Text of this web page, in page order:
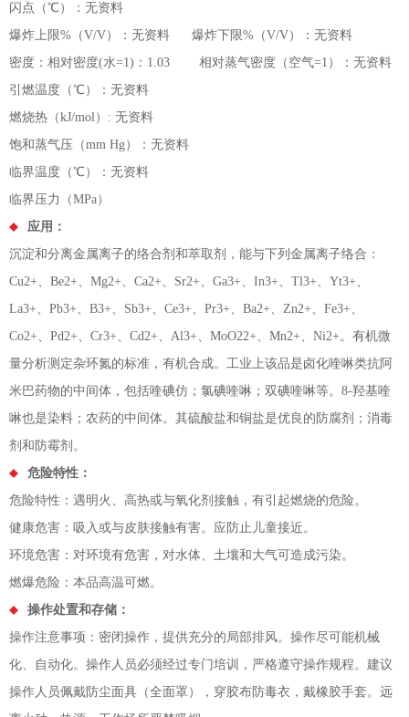
闪点（℃）：无资料
爆炸上限%（V/V）：无资料 爆炸下限%（V/V）：无资料
密度：相对密度(水=1)：1.03 相对蒸气密度（空气=1）：无资料
引燃温度（℃）：无资料
燃烧热（kJ/mol）: 无资料
饱和蒸气压（mm Hg）：无资料
临界温度（℃）：无资料
临界压力（MPa）
应用：
沉淀和分离金属离子的络合剂和萃取剂，能与下列金属离子络合：
Cu2+、Be2+、Mg2+、Ca2+、Sr2+、Ga3+、In3+、Tl3+、Yt3+、
La3+、Pb3+、B3+、Sb3+、Ce3+、Pr3+、Ba2+、Zn2+、Fe3+、
Co2+、Pd2+、Cr3+、Cd2+、Al3+、MoO22+、Mn2+、Ni2+。有机微
量分析测定杂环氮的标准，有机合成。工业上该品是卤化喹啉类抗阿
米巴药物的中间体，包括喹碘仿；氯碘喹啉；双碘喹啉等。8-羟基喹
啉也是染料；农药的中间体。其硫酸盐和铜盐是优良的防腐剂；消毒
剂和防霉剂。
危险特性：
危险特性：遇明火、高热或与氧化剂接触，有引起燃烧的危险。
健康危害：吸入或与皮肤接触有害。应防止儿童接近。
环境危害：对环境有危害，对水体、土壤和大气可造成污染。
燃爆危险：本品高温可燃。
操作处置和存储：
操作注意事项：密闭操作，提供充分的局部排风。操作尽可能机械
化、自动化。操作人员必须经过专门培训，严格遵守操作规程。建议
操作人员佩戴防尘面具（全面罩），穿胶布防毒衣，戴橡胶手套。远